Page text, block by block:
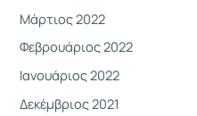
Μάρτιος 2022
Φεβρουάριος 2022
Ιανουάριος 2022
Δεκέμβριος 2021